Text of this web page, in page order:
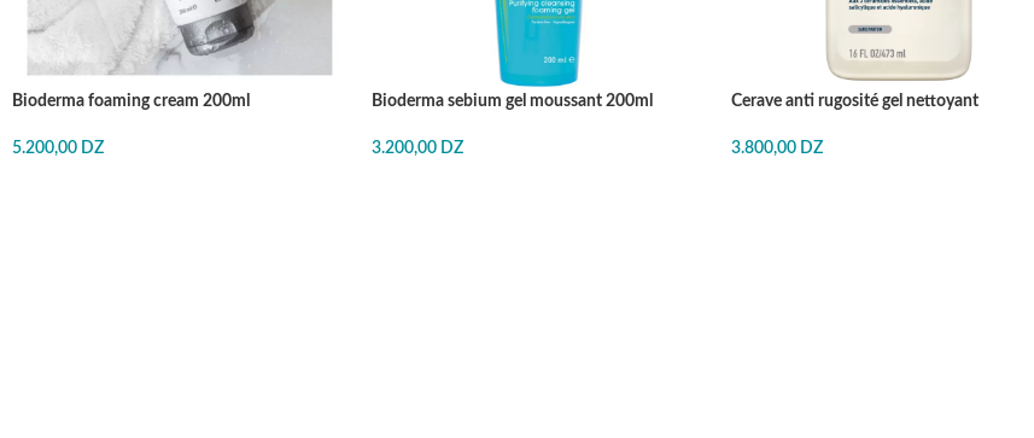
Bioderma foaming cream 200ml
5.200,00 DZ
Bioderma sebium gel moussant 200ml
3.200,00 DZ
Cerave anti rugosité gel nettoyant
3.800,00 DZ